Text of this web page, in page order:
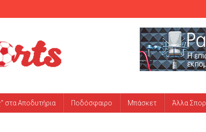
στα Αποδυτήρια Ποδόσφαιρο Μπάσκετ Άλλα Σπορ